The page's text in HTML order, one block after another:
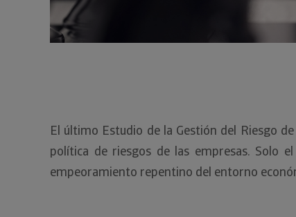
El último Estudio de la Gestión del Riesgo
política de riesgos de las empresas. Solo
empeoramiento repentino del entorno